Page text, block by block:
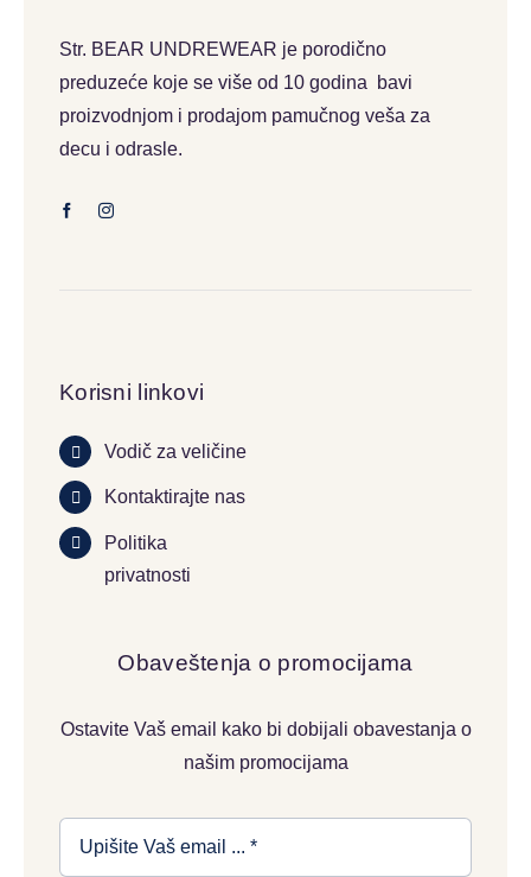
Str. BEAR UNDREWEAR je porodično
preduzeće koje se više od 10 godina bavi
proizvodnjom i prodajom pamučnog veša za
decu i odrasle.
Korisni linkovi
Vodič za veličine
Kontaktirajte nas
Politika
privatnosti
Obaveštenja o promocijama
Ostavite Vaš email kako bi dobijali obavestanja o
našim promocijama